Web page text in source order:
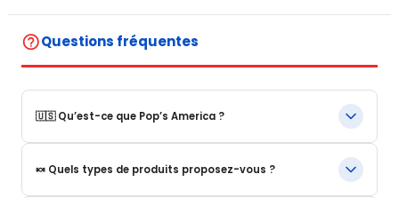
help_outlineQuestions fréquentes
🇺🇸 Qu’est-ce que Pop’s America ?
Pop’s America est une boutique en ligne spécialisée dans les
produits alimentaires et boissons emblématiques des États-
🍬 Quels types de produits proposez-vous ?